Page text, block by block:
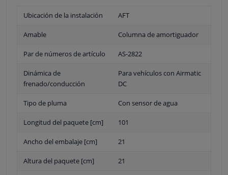
Ubicación de la instalación AFT
Amable Columna de amortiguador
Par de números de artículo AS-2822
Dinámica de
frenado/conducción
Para vehículos con Airmatic
DC
Tipo de pluma Con sensor de agua
Longitud del paquete [cm] 101
Ancho del embalaje [cm] 21
Altura del paquete [cm] 21